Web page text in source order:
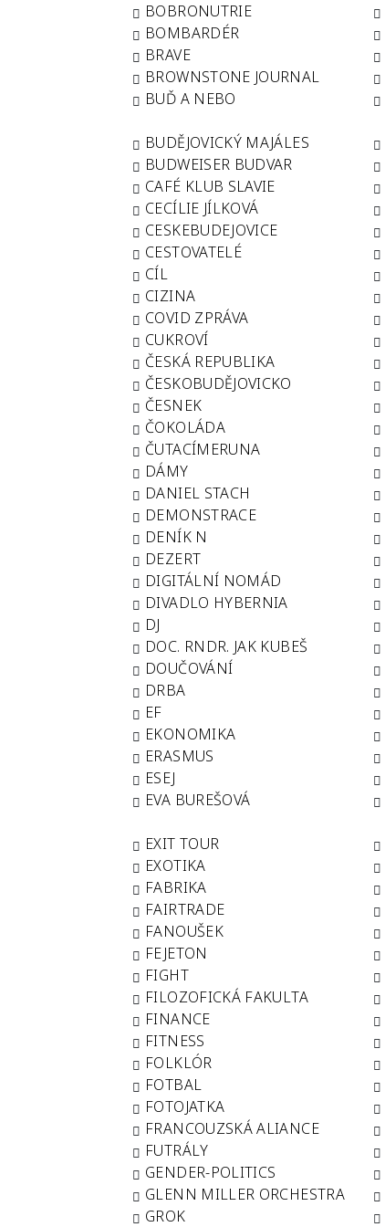
BOBRONUTRIE
BOMBARDÉR
BRAVE
BROWNSTONE JOURNAL
BUĎ A NEBO
BUDĚJOVICKÝ MAJÁLES
BUDWEISER BUDVAR
CAFÉ KLUB SLAVIE
CECÍLIE JÍLKOVÁ
CESKEBUDEJOVICE
CESTOVATELÉ
CÍL
CIZINA
COVID ZPRÁVA
CUKROVÍ
ČESKÁ REPUBLIKA
ČESKOBUDĚJOVICKO
ČESNEK
ČOKOLÁDA
ČUTACÍMERUNA
DÁMY
DANIEL STACH
DEMONSTRACE
DENÍK N
DEZERT
DIGITÁLNÍ NOMÁD
DIVADLO HYBERNIA
DJ
DOC. RNDR. JAK KUBEŠ
DOUČOVÁNÍ
DRBA
EF
EKONOMIKA
ERASMUS
ESEJ
EVA BUREŠOVÁ
EXIT TOUR
EXOTIKA
FABRIKA
FAIRTRADE
FANOUŠEK
FEJETON
FIGHT
FILOZOFICKÁ FAKULTA
FINANCE
FITNESS
FOLKLÓR
FOTBAL
FOTOJATKA
FRANCOUZSKÁ ALIANCE
FUTRÁLY
GENDER-POLITICS
GLENN MILLER ORCHESTRA
GROK